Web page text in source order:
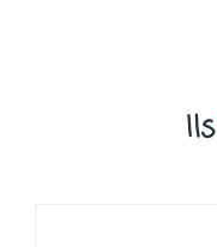
Ils